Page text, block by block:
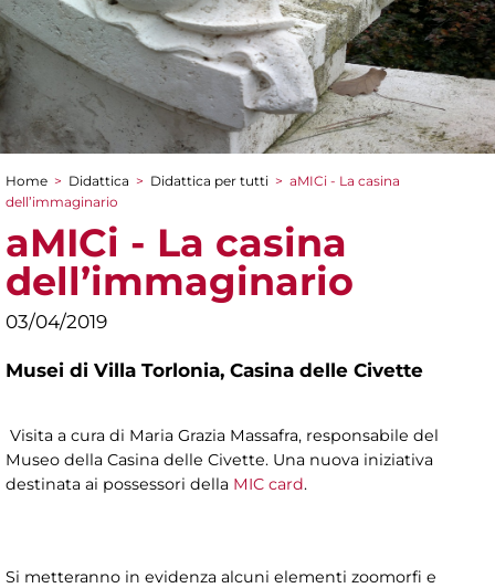
Tu sei qui
Home > Didattica > Didattica per tutti > aMICi - La casina
dell’immaginario
aMICi - La casina
dell’immaginario
03/04/2019
Musei di Villa Torlonia, Casina delle Civette
Visita a cura di Maria Grazia Massafra, responsabile del
Museo della Casina delle Civette. Una nuova iniziativa
destinata ai possessori della MIC card.
Si metteranno in evidenza alcuni elementi zoomorfi e